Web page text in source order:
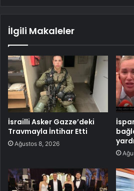
İlgili Makaleler
İsrailli Asker Gazze’deki
Travmayla İntihar Etti
Ağustos 8, 2026